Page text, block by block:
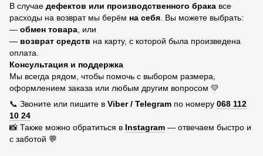
В случае дефектов или производственного брака все
расходы на возврат мы берём на себя . Вы можете выбрать:
— обмен товара , или
— возврат средств на карту, с которой была произведена
оплата.
Консультация и поддержка
Мы всегда рядом, чтобы помочь с выбором размера,
оформлением заказа или любым другим вопросом 💛
📞 Звоните или пишите в Viber / Telegram по номеру 068 112
10 24
📸 Также можно обратиться в Instagram — отвечаем быстро и
с заботой 💬